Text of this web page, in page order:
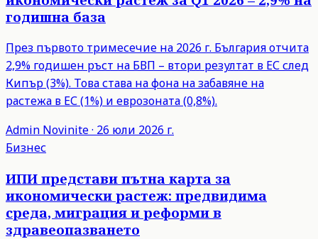
годишна база
През първото тримесечие на 2026 г. България отчита
2,9% годишен ръст на БВП – втори резултат в ЕС след
Кипър (3%). Това става на фона на забавяне на
растежа в ЕС (1%) и еврозоната (0,8%).
Admin Novinite· 26 юли 2026 г.
Бизнес
ИПИ представи пътна карта за
икономически растеж: предвидима
среда, миграция и реформи в
здравеопазването